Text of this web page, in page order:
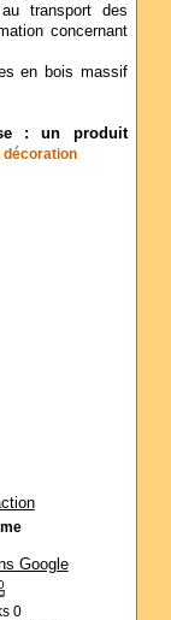
transport des
concernant
en bois massif
: un produit
décoration
Google
0